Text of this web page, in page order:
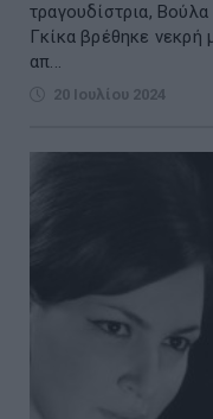
τραγουδίστρια,
Γκίκα βρέθηκε νεκρή
απ...
20 Ιουλίου 2024